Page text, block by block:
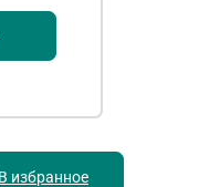
В избранное